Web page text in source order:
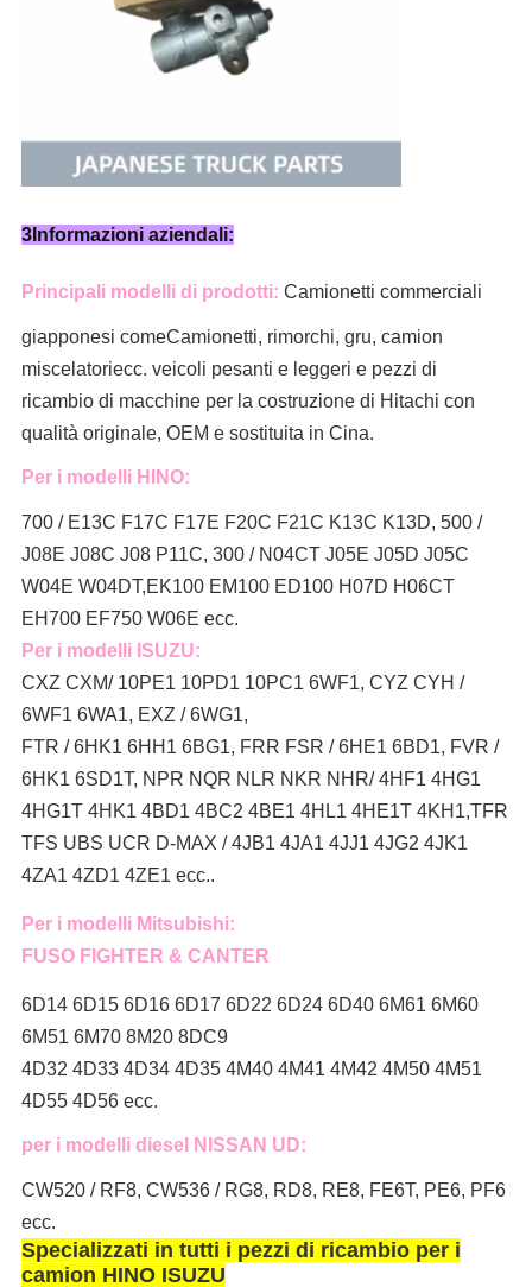
3Informazioni aziendali:
Principali modelli di prodotti: Camionetti commerciali
giapponesi comeCamionetti, rimorchi, gru, camion
miscelatoriecc. veicoli pesanti e leggeri e pezzi di
ricambio di macchine per la costruzione di Hitachi con
qualità originale, OEM e sostituita in Cina.
Per i modelli HINO:
700 / E13C F17C F17E F20C F21C K13C K13D, 500 /
J08E J08C J08 P11C, 300 / N04CT J05E J05D J05C
W04E W04DT,EK100 EM100 ED100 H07D H06CT
EH700 EF750 W06E ecc.
Per i modelli ISUZU:
CXZ CXM/ 10PE1 10PD1 10PC1 6WF1, CYZ CYH /
6WF1 6WA1, EXZ / 6WG1,
FTR / 6HK1 6HH1 6BG1, FRR FSR / 6HE1 6BD1, FVR /
6HK1 6SD1T, NPR NQR NLR NKR NHR/ 4HF1 4HG1
4HG1T 4HK1 4BD1 4BC2 4BE1 4HL1 4HE1T 4KH1,TFR
TFS UBS UCR D-MAX / 4JB1 4JA1 4JJ1 4JG2 4JK1
4ZA1 4ZD1 4ZE1 ecc..
Per i modelli Mitsubishi:
FUSO FIGHTER & CANTER
6D14 6D15 6D16 6D17 6D22 6D24 6D40 6M61 6M60
6M51 6M70 8M20 8DC9
4D32 4D33 4D34 4D35 4M40 4M41 4M42 4M50 4M51
4D55 4D56 ecc.
per i modelli diesel NISSAN UD:
CW520 / RF8, CW536 / RG8, RD8, RE8, FE6T, PE6, PF6
ecc.
Specializzati in tutti i pezzi di ricambio per i
camion HINO ISUZU